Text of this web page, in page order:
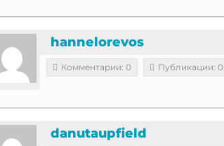
hannelorevos
Комментарии: 0 Публикации: 0
danutaupfield